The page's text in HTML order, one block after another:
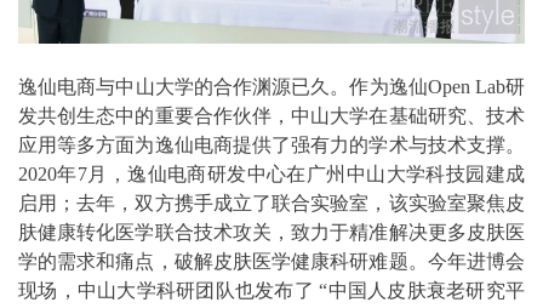
逸仙电商与中山大学的合作渊源已久。作为逸仙Open Lab研
发共创生态中的重要合作伙伴，中山大学在基础研究、技术
应用等多方面为逸仙电商提供了强有力的学术与技术支撑。
2020年7月，逸仙电商研发中心在广州中山大学科技园建成
启用；去年，双方携手成立了联合实验室，该实验室聚焦皮
肤健康转化医学联合技术攻关，致力于精准解决更多皮肤医
学的需求和痛点，破解皮肤医学健康科研难题。今年进博会
现场，中山大学科研团队也发布了 “中国人皮肤衰老研究平